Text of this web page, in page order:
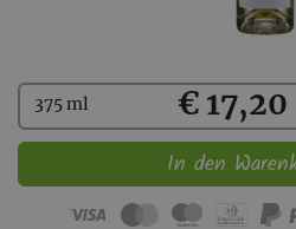
Kaufen
375 ml € 17,20
In den